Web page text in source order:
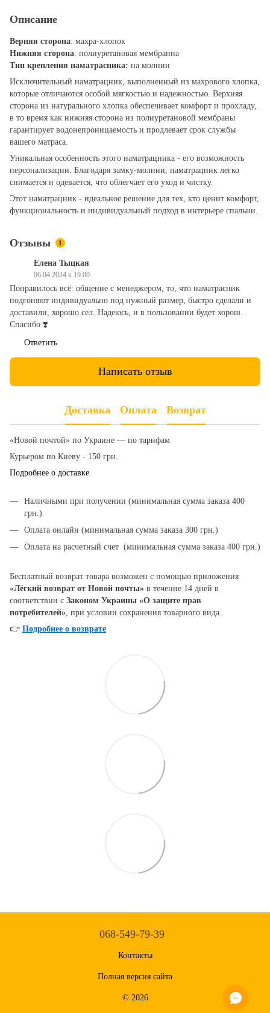
Описание
Верняя сторона: махра-хлопок
Нижняя сторона: полиуретановая мембранна
Тип крепления наматрасника: на молнии
Исключительный наматрацник, выполненный из махрового хлопка,
которые отличаются особой мягкостью и надежностью. Верхняя
сторона из натурального хлопка обеспечивает комфорт и прохладу,
в то время как нижняя сторона из полиуретановой мембраны
гарантирует водонепроницаемость и продлевает срок службы
вашего матраса.
Уникальная особенность этого наматрацника - его возможность
персонализации. Благодаря замку-молнии, наматрацник легко
снимается и одевается, что облегчает его уход и чистку.
Этот наматрацник - идеальное решение для тех, кто ценит комфорт,
функциональность и индивидуальный подход в интерьере спальни.
Отзывы 1
Елена Тыцкая
06.04.2024 в 19:00
Понравилось всё: общение с менеджером, то, что наматрасник
подгоняют индивидуально под нужный размер, быстро сделали и
доставили, хорошо сел. Надеюсь, и в пользовании будет хорош.
Спасибо ❣️
Ответить
Написать отзыв
Доставка Оплата Возврат
«Новой почтой» по Украине — по тарифам
Курьером по Киеву - 150 грн.
Подробнее о доставке
Наличными при получении (минимальная сумма заказа 400
грн.)
Оплата онлайн (минимальная сумма заказа 300 грн.)
Оплата на расчетный счет (минимальная сумма заказа 400 грн.)
Бесплатный возврат товара возможен с помощью приложения
«Лёгкий возврат от Новой почты» в течение 14 дней в
соответствии с Законом Украины «О защите прав
потребителей» , при условии сохранения товарного вида.
👉 Подробнее о возврате
068-549-79-39
Контакты
Полная версия сайта
© 2026